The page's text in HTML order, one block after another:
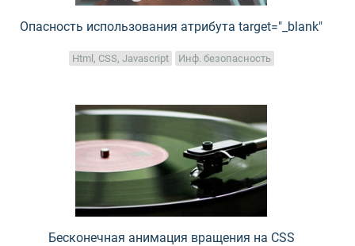
Опасность использования атрибута target="_blank"
Html, CSS, Javascript Инф. безопасность
Бесконечная анимация вращения на CSS